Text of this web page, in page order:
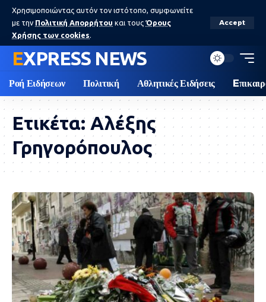
Χρησιμοποιώντας αυτόν τον ιστότοπο, συμφωνείτε
με την Πολιτική Απορρήτου και τους Όρους
Χρήσης των cookies.
Accept
EXPRESS NEWS
Ροή Ειδήσεων Πολιτική Αθλητικές Ειδήσεις
Ετικέτα: Αλέξης
Γρηγορόπουλος